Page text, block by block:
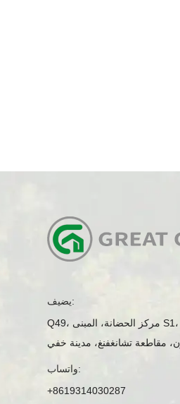
يضيف:
Q49، مركز الحضانة، المبنى S1، رقم 1 طريق منغي، مدينة
مقاطعة تشانغفنغ، مدينة خفي
واتساب:
+8619314030287